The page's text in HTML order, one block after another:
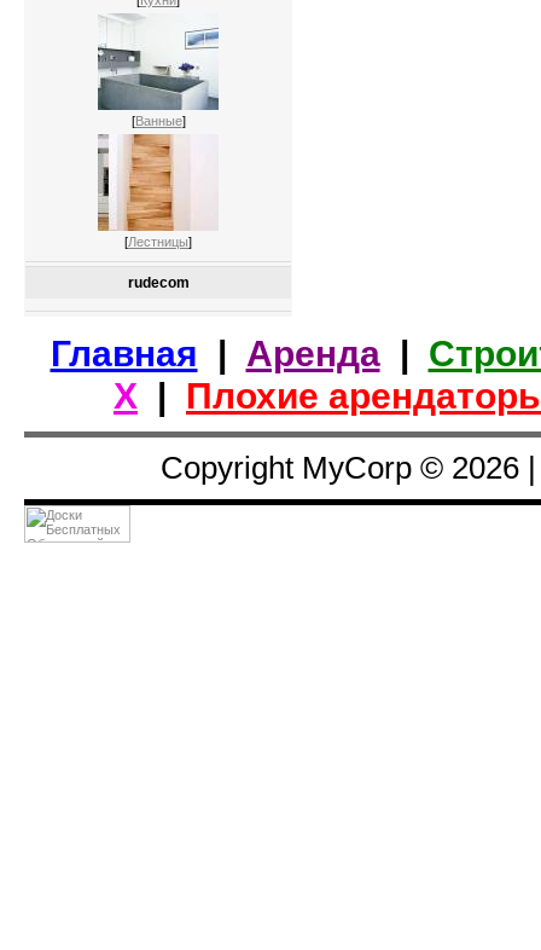
[Ванные]
[Лестницы]
rudecom
Главная | Аренда|
Х | Плохие
Copyright MyCorp © 2026